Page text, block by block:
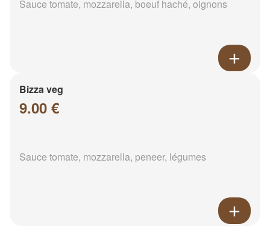
Sauce tomate, mozzarella, boeuf haché, oignons
Bizza veg
9.00 €
Sauce tomate, mozzarella, peneer, légumes